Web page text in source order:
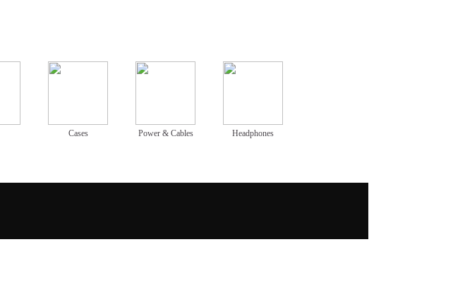
Cases Power & Cables Headphones